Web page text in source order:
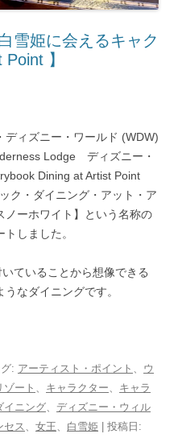
雪姫に会えるキャク
】
ィズニー・ワールド (WDW)
Lodge ディズニー・
Dining at Artist Point
ク・ダイニング・アット・ア
ノーホワイト】という名称の
しました。
ていることから想像できる
なダイニングです。
: アーティスト・ポイント
ウ
ート
キャラクター
キャラ
イニング
ディズニー・ウィル
セス 女王 白雪姫 | 投稿日: